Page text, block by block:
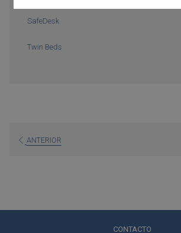
SafeDesk
Twin Beds
ANTERIOR
CONTACTO